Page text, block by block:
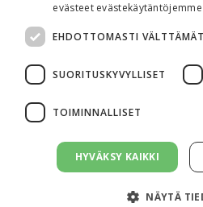
B2B
Oiva-raportti
evästeet
EHDOTTOMASTI
SUORITUSKYVYLLISET
TOIMINNALLISET
HYVÄKSY KAIKKI
NÄYTÄ